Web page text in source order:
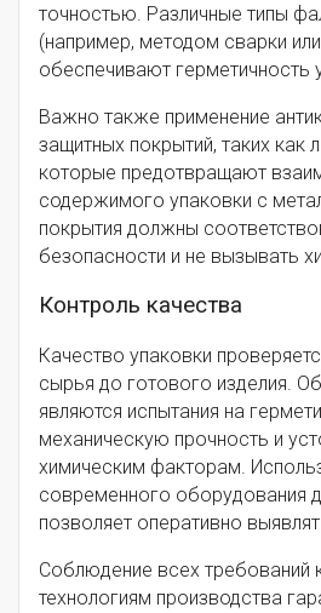
точностью. Различные типы
(например, методом сварки
обеспечивают герметичность
Важно также применение
защитных покрытий, таких как
которые предотвращают
содержимого упаковки с
покрытия должны
безопасности и не вызывать
Контроль качества
Качество упаковки
сырья до готового изделия.
являются испытания на
механическую прочность и
химическим факторам.
современного оборудования
позволяет оперативно
Соблюдение всех требований
технологиям производства